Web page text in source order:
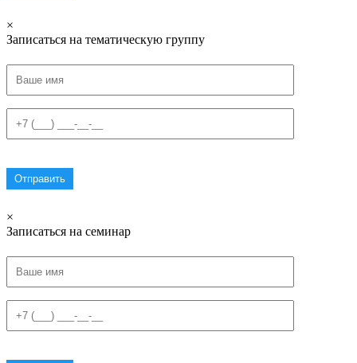
×
Записаться на тематическую группу
×
Записаться на семинар